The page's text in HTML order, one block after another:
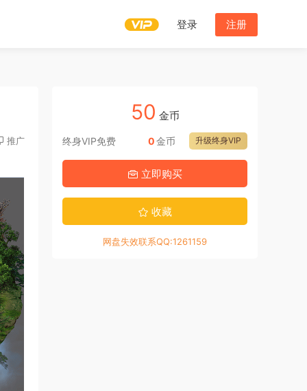
登录 注册
推广
50 金币
终身VIP免费 升级终身VIP
0金币
立即购买
收藏
网盘失效联系QQ:1261159